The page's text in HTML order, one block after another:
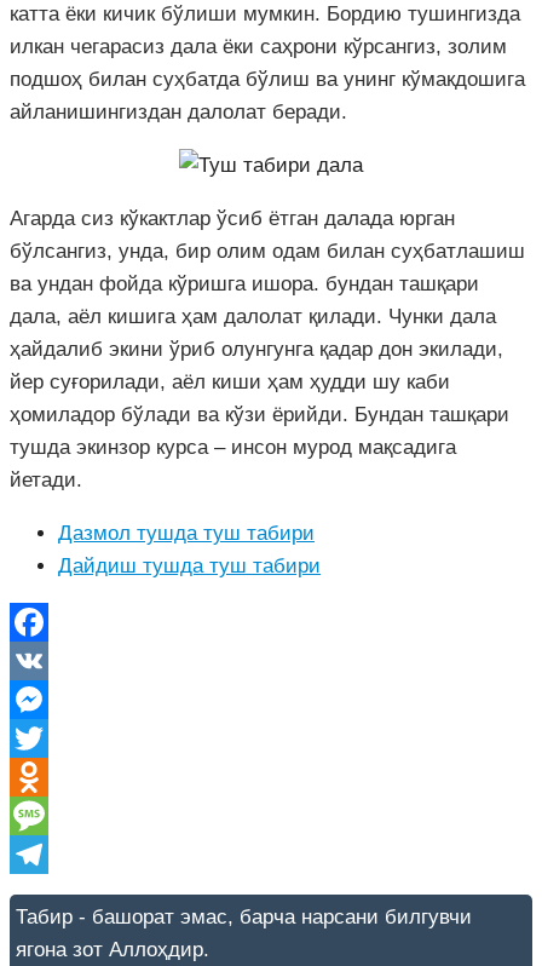
катта ёки кичик бўлиши мумкин. Бордию тушингизда
илкан чегарасиз дала ёки саҳрони кўрсангиз, золим
подшоҳ билан суҳбатда бўлиш ва унинг кўмакдошига
айланишингиздан далолат беради.
Агарда сиз кўкактлар ўсиб ётган далада юрган
бўлсангиз, унда, бир олим одам билан суҳбатлашиш
ва ундан фойда кўришга ишора. бундан ташқари
дала, аёл кишига ҳам далолат қилади. Чунки дала
ҳайдалиб экини ўриб олунгунга қадар дон экилади,
йер суғорилади, аёл киши ҳам ҳудди шу каби
ҳомиладор бўлади ва кўзи ёрийди. Бундан ташқари
тушда экинзор курса – инсон мурод мақсадига
йетади.
Дазмол тушда туш табири
Дайдиш тушда туш табири
Facebook
VK
Messenger
Twitter
Odnoklassniki
Message
Telegram
Табир - башорат эмас, барча нарсани билгувчи
ягона зот Аллоҳдир.